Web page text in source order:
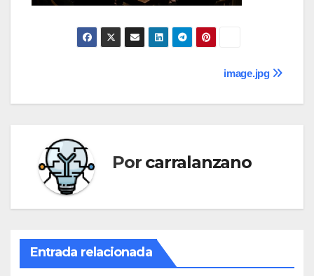
de
entradas
image.jpg
Por carralanzano
Entrada relacionada